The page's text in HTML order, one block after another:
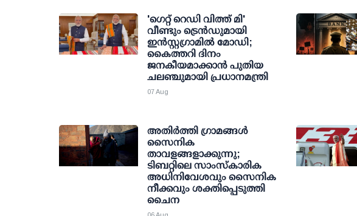
'ഗെറ്റ് റെഡി വിത്ത് മി'
വീണ്ടും ട്രെന്‍ഡുമായി
ഇന്‍സ്റ്റഗ്രാമില്‍ മോഡി;
കൈത്തറി ദിനം
ജനകീയമാക്കാന്‍ പുതിയ
ചലഞ്ചുമായി പ്രധാനമന്ത്രി
07 Aug
അതിര്‍ത്തി ഗ്രാമങ്ങള്‍
സൈനിക
താവളങ്ങളാക്കുന്നു;
ടിബറ്റിലെ സാംസ്‌കാരിക
അധിനിവേശവും സൈനിക
നീക്കവും ശക്തിപ്പെടുത്തി
ചൈന